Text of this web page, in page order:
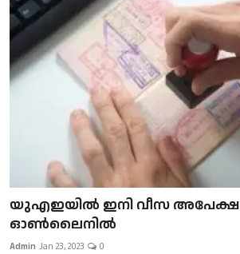
യുഎഇയിൽ ഇനി വീസ അപേക്ഷ
ഓൺലൈനിൽ
Admin Jan 23, 2023 0